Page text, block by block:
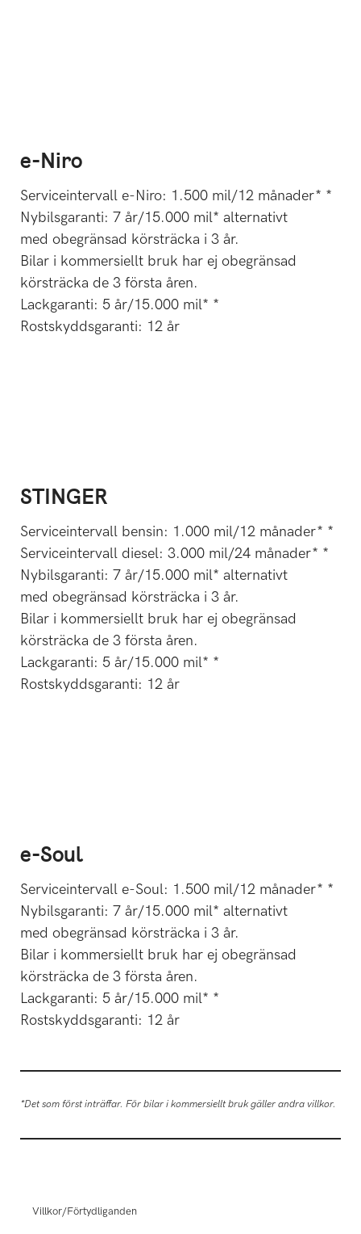
e-Niro
Serviceintervall e-Niro: 1.500 mil/12 månader* *
Nybilsgaranti: 7 år/15.000 mil* alternativt
med obegränsad körsträcka i 3 år.
Bilar i kommersiellt bruk har ej obegränsad
körsträcka de 3 första åren.
Lackgaranti: 5 år/15.000 mil* *
Rostskyddsgaranti: 12 år
STINGER
Serviceintervall bensin: 1.000 mil/12 månader* *
Serviceintervall diesel: 3.000 mil/24 månader* *
Nybilsgaranti: 7 år/15.000 mil* alternativt
med obegränsad körsträcka i 3 år.
Bilar i kommersiellt bruk har ej obegränsad
körsträcka de 3 första åren.
Lackgaranti: 5 år/15.000 mil* *
Rostskyddsgaranti: 12 år
e-Soul
Serviceintervall e-Soul: 1.500 mil/12 månader* *
Nybilsgaranti: 7 år/15.000 mil* alternativt
med obegränsad körsträcka i 3 år.
Bilar i kommersiellt bruk har ej obegränsad
körsträcka de 3 första åren.
Lackgaranti: 5 år/15.000 mil* *
Rostskyddsgaranti: 12 år
*Det som först inträffar. För bilar i kommersiellt bruk gäller andra villkor.
Villkor/Förtydliganden